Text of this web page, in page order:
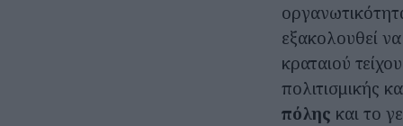
εξακολουθεί
κραταιού
πολιτισμικής
πόλης και το